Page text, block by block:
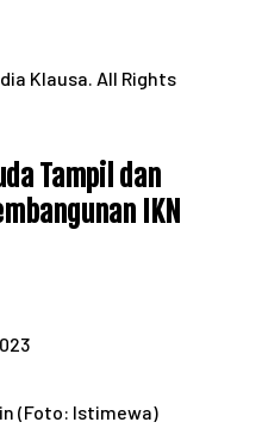
Klausa. All Rights
Tampil dan
IKN
(Foto: Istimewa)